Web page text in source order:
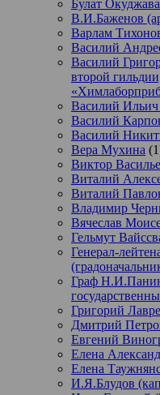
Булат Окуджава
В.И.Баженов
Варлам
Василий
Василий
второй
Василий Ильич
Василий
Василий
Вера Мухина
Виктор
Виталий
Виталий
Владимир
Вячеслав
Гельмут
Генерал-
Граф
Григорий
Дмитрий
Евгений
Елена
Елена
И.Я.Блудов